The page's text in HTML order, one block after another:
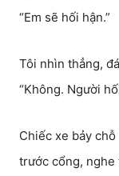
“Em sẽ hối hận.”
Tôi nhìn thẳng,
“Không. Người
Chiếc xe bảy
trước cổng, nghe